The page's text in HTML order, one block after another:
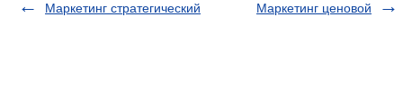
Маркетинг стратегический
Маркетинг ценовой